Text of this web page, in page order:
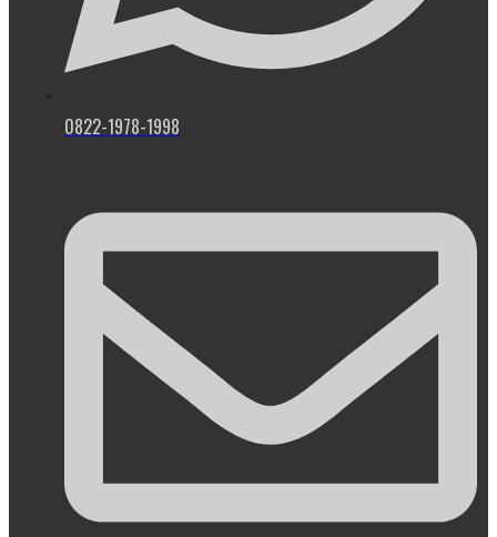
0822-1978-1998